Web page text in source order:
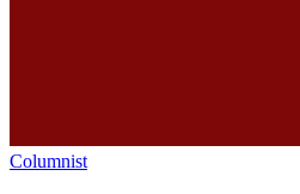
Columnist